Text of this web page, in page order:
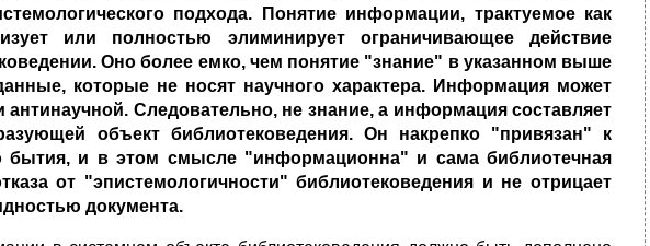
подхода. Понятие информации, трактуемое как
или полностью элиминирует ограничивающее действие
Оно более емко, чем понятие "знание" в указанном выше
которые не носят научного характера. Информация может
Следовательно, не знание, а информация составляет
объект библиотековедения. Он накрепко "привязан" к
бытия, и в этом смысле "информационна" и сама библиотечная
от "эпистемологичности" библиотековедения и не отрицает
документа.